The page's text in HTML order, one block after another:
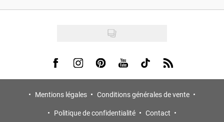
Visit us on Facebook
Visit us on Instagram
Visit us on Pinterest
Visit us on Youtube
Visit us on Tiktok
Visit us on Rss
Mentions légales
Conditions générales de vente
Politique de confidentialité
Contact